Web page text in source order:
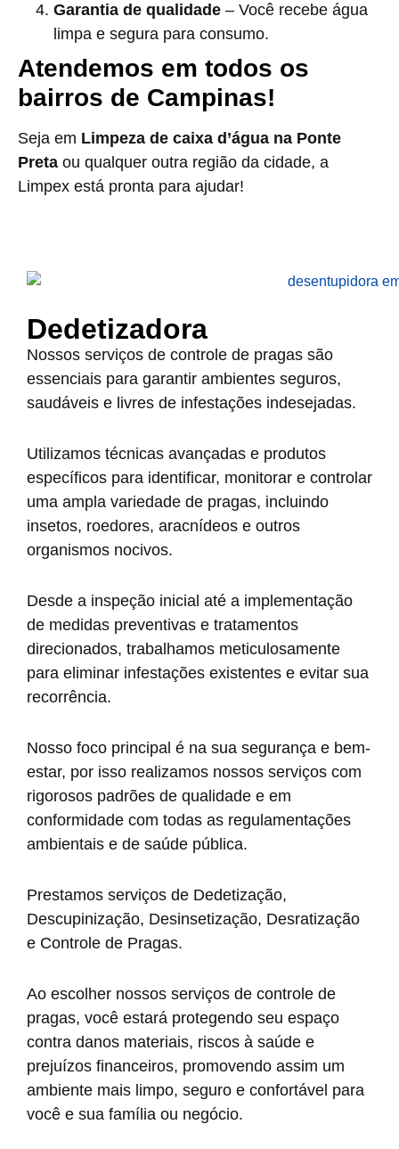
Garantia de qualidade – Você recebe água
limpa e segura para consumo.
Atendemos em todos os
bairros de Campinas!
Seja em Limpeza de caixa d’água na Ponte
Preta ou qualquer outra região da cidade, a
Limpex está pronta para ajudar!
Dedetizadora
Nossos serviços de controle de pragas são
essenciais para garantir ambientes seguros,
saudáveis e livres de infestações indesejadas.
Utilizamos técnicas avançadas e produtos
específicos para identificar, monitorar e controlar
uma ampla variedade de pragas, incluindo
insetos, roedores, aracnídeos e outros
organismos nocivos.
Desde a inspeção inicial até a implementação
de medidas preventivas e tratamentos
direcionados, trabalhamos meticulosamente
para eliminar infestações existentes e evitar sua
recorrência.
Nosso foco principal é na sua segurança e bem-
estar, por isso realizamos nossos serviços com
rigorosos padrões de qualidade e em
conformidade com todas as regulamentações
ambientais e de saúde pública.
Prestamos serviços de Dedetização,
Descupinização, Desinsetização, Desratização
e Controle de Pragas.
Ao escolher nossos serviços de controle de
pragas, você estará protegendo seu espaço
contra danos materiais, riscos à saúde e
prejuízos financeiros, promovendo assim um
ambiente mais limpo, seguro e confortável para
você e sua família ou negócio.